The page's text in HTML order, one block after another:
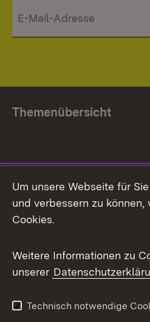
Themenübersicht
Facebook
X / Twitter
Youtube
Um unsere Webseite für
und verbessern zu können,
Cookies.
Weitere Informationen zu
unserer
Technisch notwendige